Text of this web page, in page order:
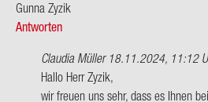
Gunna Zyzik
Antworten
Claudia Müller18.11.2024, 11:12
Ant­
wort
Hallo Herr Zyzik,
wir freu­en uns sehr, dass es Ihnen